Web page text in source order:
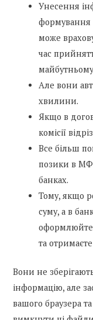
Унесення
формування
може
час
Але вони
хвилини.
Якщо в
комісії
Все більш
позики в
банках.
Тому, якщо
суму, а в
оформлюйте
та
Вони не
інформацію, але
вашого браузера